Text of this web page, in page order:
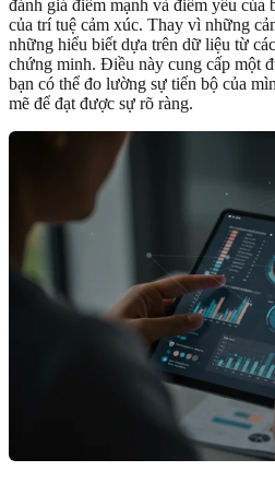
đánh giá điểm mạnh và điểm yếu của
của trí tuệ cảm xúc. Thay vì những
những hiểu biết dựa trên dữ liệu từ
chứng minh. Điều này cung cấp một
bạn có thể đo lường sự tiến bộ của
mẽ để đạt được sự rõ ràng.